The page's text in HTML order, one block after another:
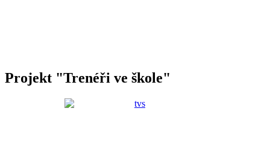
Projekt "Trenéři ve škole"